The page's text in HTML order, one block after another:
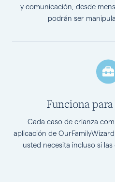
y comunicación, desde
podrán ser
Funciona
Cada caso de crianza
aplicación de
usted necesita incluso si